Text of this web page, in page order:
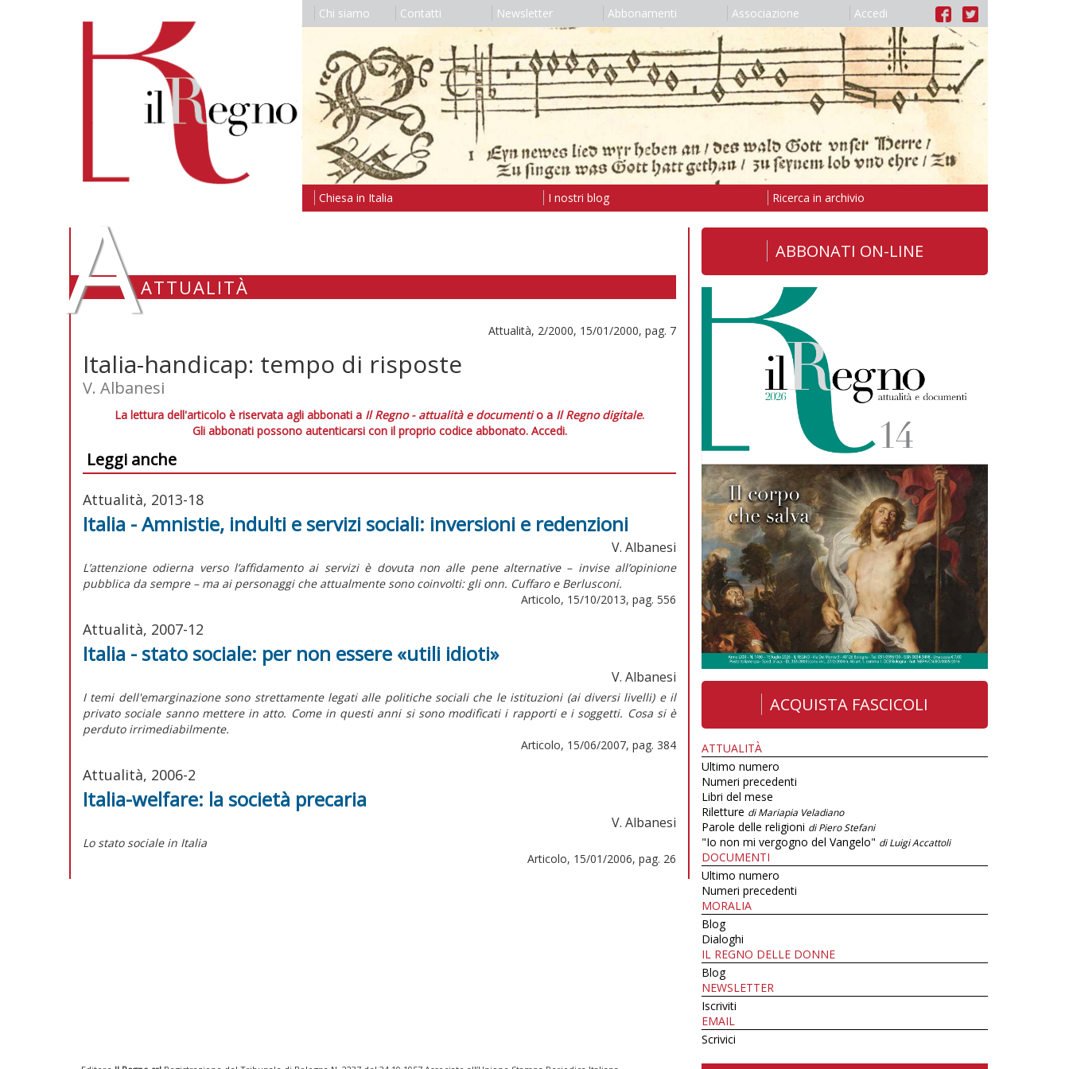
Chi siamo Contatti Newsletter Abbonamenti Associazione Accedi
Chiesa in Italia I nostri blog Ricerca in archivio
AATTUALITÀ
Attualità, 2/2000, 15/01/2000, pag. 7
Italia-handicap: tempo di risposte
V. Albanesi
La lettura dell'articolo è riservata agli abbonati a Il Regno - attualità e documentio a Il Regno digitale.
Gli abbonati possono autenticarsi con il proprio codice abbonato. Accedi.
Leggi anche
Attualità, 2013-18
Italia - Amnistie, indulti e servizi sociali: inversioni e redenzioni
V. Albanesi
L’attenzione odierna verso l’affidamento ai servizi è dovuta non alle pene alternative – invise all’opinione
pubblica da sempre – ma ai personaggi che attualmente sono coinvolti: gli onn. Cuffaro e Berlusconi.
Articolo, 15/10/2013, pag. 556
Attualità, 2007-12
Italia - stato sociale: per non essere «utili idioti»
V. Albanesi
I temi dell'emarginazione sono strettamente legati alle politiche sociali che le istituzioni (ai diversi livelli) e il
privato sociale sanno mettere in atto. Come in questi anni si sono modificati i rapporti e i soggetti. Cosa si è
perduto irrimediabilmente.
Articolo, 15/06/2007, pag. 384
Attualità, 2006-2
Italia-welfare: la società precaria
V. Albanesi
Lo stato sociale in Italia
Articolo, 15/01/2006, pag. 26
ABBONATI ON-LINE
ACQUISTA FASCICOLI
ATTUALITÀ
Ultimo numero
Numeri precedenti
Libri del mese
Riletture di Mariapia Veladiano
Parole delle religioni di Piero Stefani
"Io non mi vergogno del Vangelo" di Luigi Accattoli
DOCUMENTI
Ultimo numero
Numeri precedenti
MORALIA
Blog
Dialoghi
IL REGNO DELLE DONNE
Blog
NEWSLETTER
Iscriviti
EMAIL
Scrivici